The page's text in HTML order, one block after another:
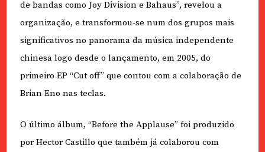
de bandas como Joy Division e Bahaus”, revelou a
organização, e transformou-se num dos grupos mais
significativos no panorama da música independente
chinesa logo desde o lançamento, em 2005, do
primeiro EP “Cut off” que contou com a colaboração de
Brian Eno nas teclas.
O último álbum, “Before the Applause” foi produzido
por Hector Castillo que também já colaborou com